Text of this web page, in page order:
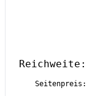
Reichweite:
Seitenpreis: